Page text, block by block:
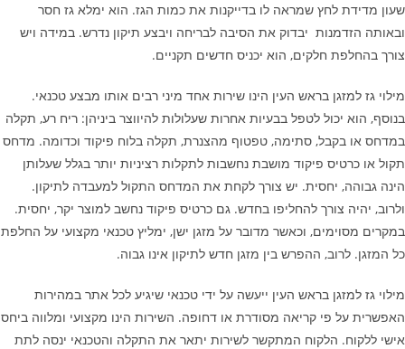
שעון מדידת לחץ שמראה לו בדייקנות את כמות הגז. הוא ימלא גז חסר
ובאותה הזדמנות יבדוק את הסיבה לבריחה ויבצע תיקון נדרש. במידה ויש
צורך בהחלפת חלקים, הוא יכניס חדשים תקניים.
מילוי גז למזגן בראש העין הינו שירות אחד מיני רבים אותו מבצע טכנאי.
בנוסף, הוא יכול לטפל בבעיות אחרות שעלולות להיווצר ביניהן: ריח רע, תקלה
במדחס או בקבל, סתימה, טפטוף מהצנרת, תקלה בלוח פיקוד וכדומה. מדחס
תקול או כרטיס פיקוד מושבת נחשבות לתקלות רציניות יותר בגלל שעלותן
הינה גבוהה, יחסית. יש צורך לקחת את המדחס התקול למעבדה לתיקון.
ולרוב, יהיה צורך להחליפו בחדש. גם כרטיס פיקוד נחשב למוצר יקר, יחסית.
במקרים מסוימים, וכאשר מדובר על מזגן ישן, ימליץ טכנאי מקצועי על החלפת
כל המזגן. לרוב, ההפרש בין מזגן חדש לתיקון אינו גבוה.
מילוי גז למזגן בראש העין ייעשה על ידי טכנאי שיגיע לכל אתר במהירות
האפשרית על פי קריאה מסודרת או דחופה. השירות הינו מקצועי ומלווה ביחס
אישי ללקוח. הלקוח המתקשר לשירות יתאר את התקלה והטכנאי ינסה לתת